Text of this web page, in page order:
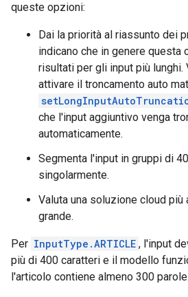
queste opzioni:
Dai la priorità al riassunto dei
indicano che in genere questa
risultati per gli input più
attivare il troncamento auto
che l'input aggiuntivo venga
automaticamente.
Segmenta l'input in gruppi di
singolarmente.
Valuta una soluzione cloud più
grande.
Per InputType.ARTICLE , l'input
più di 400 caratteri e il modello
l'articolo contiene almeno 300 parole.